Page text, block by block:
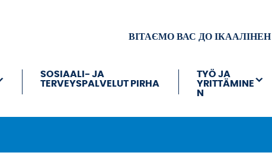
ВІТАЄМО ВАС ДО ІКААЛІНЕН
SOSIAALI- JA
TERVEYSPALVELUT PIRHA
TYÖ JA
YRITTÄMINE
N